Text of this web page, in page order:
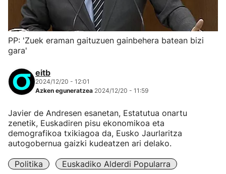
PP: 'Zuek eraman gaituzuen gainbehera batean bizi
gara'
eitb
2024/12/20 - 12:01
Azken eguneratzea 2024/12/20 - 11:59
Javier de Andresen esanetan, Estatutua onartu
zenetik, Euskadiren pisu ekonomikoa eta
demografikoa txikiagoa da, Eusko Jaurlaritza
autogobernua gaizki kudeatzen ari delako.
Politika
Euskadiko Alderdi Popularra